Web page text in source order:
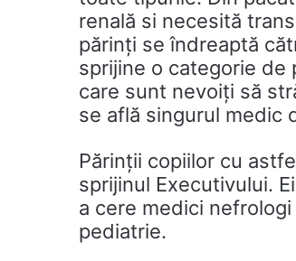
renală si necesită
părinți se îndreaptă
sprijine o categorie de
care sunt nevoiți să
se află singurul medic
Părinții copiilor cu
sprijinul Executivului.
a cere medici
pediatrie.